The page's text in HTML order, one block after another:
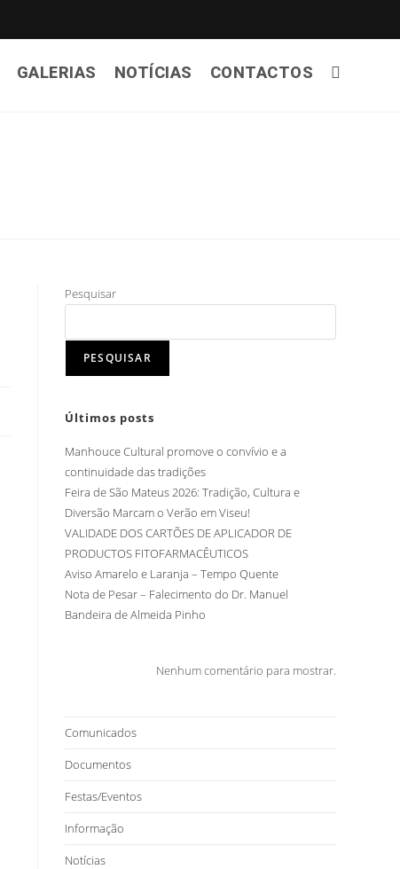
GALERIAS NOTÍCIAS CONTACTOS
Pesquisar
PESQUISAR
Últimos posts
Manhouce Cultural promove o convívio e a
continuidade das tradições
Feira de São Mateus 2026: Tradição, Cultura e
Diversão Marcam o Verão em Viseu!
VALIDADE DOS CARTÕES DE APLICADOR DE
PRODUCTOS FITOFARMACÊUTICOS
Aviso Amarelo e Laranja – Tempo Quente
Nota de Pesar – Falecimento do Dr. Manuel
Bandeira de Almeida Pinho
Nenhum comentário para mostrar.
Comunicados
Documentos
Festas/Eventos
Informação
Notícias